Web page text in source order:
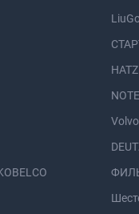
HATZ
Volvo